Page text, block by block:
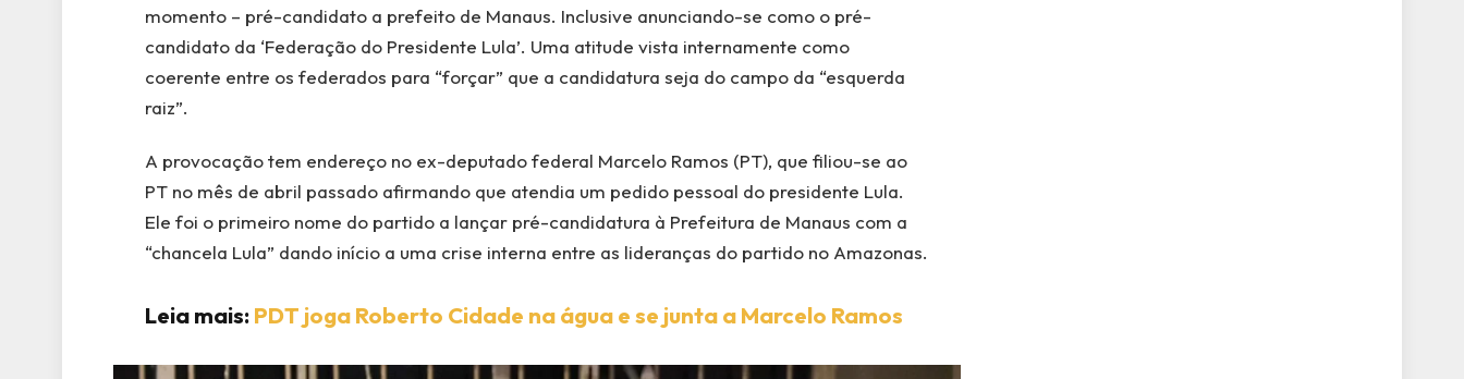
momento – pré-candidato a prefeito de Manaus. Inclusive anunciando-se como o pré-
candidato da ‘Federação do Presidente Lula’. Uma atitude vista internamente como
coerente entre os federados para “forçar” que a candidatura seja do campo da “esquerda
raiz”.
A provocação tem endereço no ex-deputado federal Marcelo Ramos (PT), que filiou-se ao
PT no mês de abril passado afirmando que atendia um pedido pessoal do presidente Lula.
Ele foi o primeiro nome do partido a lançar pré-candidatura à Prefeitura de Manaus com a
“chancela Lula” dando início a uma crise interna entre as lideranças do partido no Amazonas.
Leia mais:PDT joga Roberto Cidade na água e se junta a Marcelo Ramos